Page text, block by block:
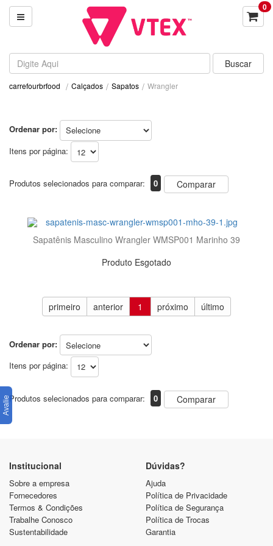
0
carrefourbrfood Calçados Sapatos Wrangler
Ordenar por:
Itens por página:
Produtos selecionados para comparar: 0 Comparar
Sapatênis Masculino Wrangler WMSP001 Marinho 39
Produto Esgotado
primeiro anterior 1 próximo último
Ordenar por:
Itens por página:
Produtos selecionados para comparar: 0 Comparar
Institucional
Sobre a empresa
Fornecedores
Termos & Condições
Trabalhe Conosco
Sustentabilidade
Dúvidas?
Ajuda
Política de Privacidade
Política de Segurança
Política de Trocas
Garantia